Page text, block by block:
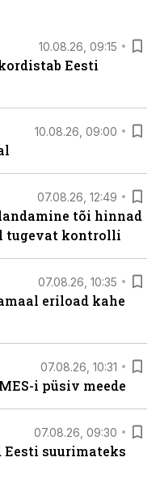
10.08.26, 09:15
Eesti
10.08.26, 09:00
07.08.26, 12:49
tõi hinnad
tugevat kontrolli
07.08.26, 10:35
eriload kahe
07.08.26, 10:31
i püsiv meede
07.08.26, 09:30
suurimateks